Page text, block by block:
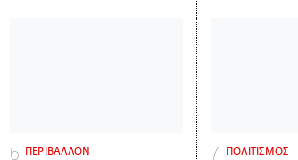
ΠΕΡΙΒΑΛΛΟΝ ΠΟΛΙΤΙΣΜΟΣ